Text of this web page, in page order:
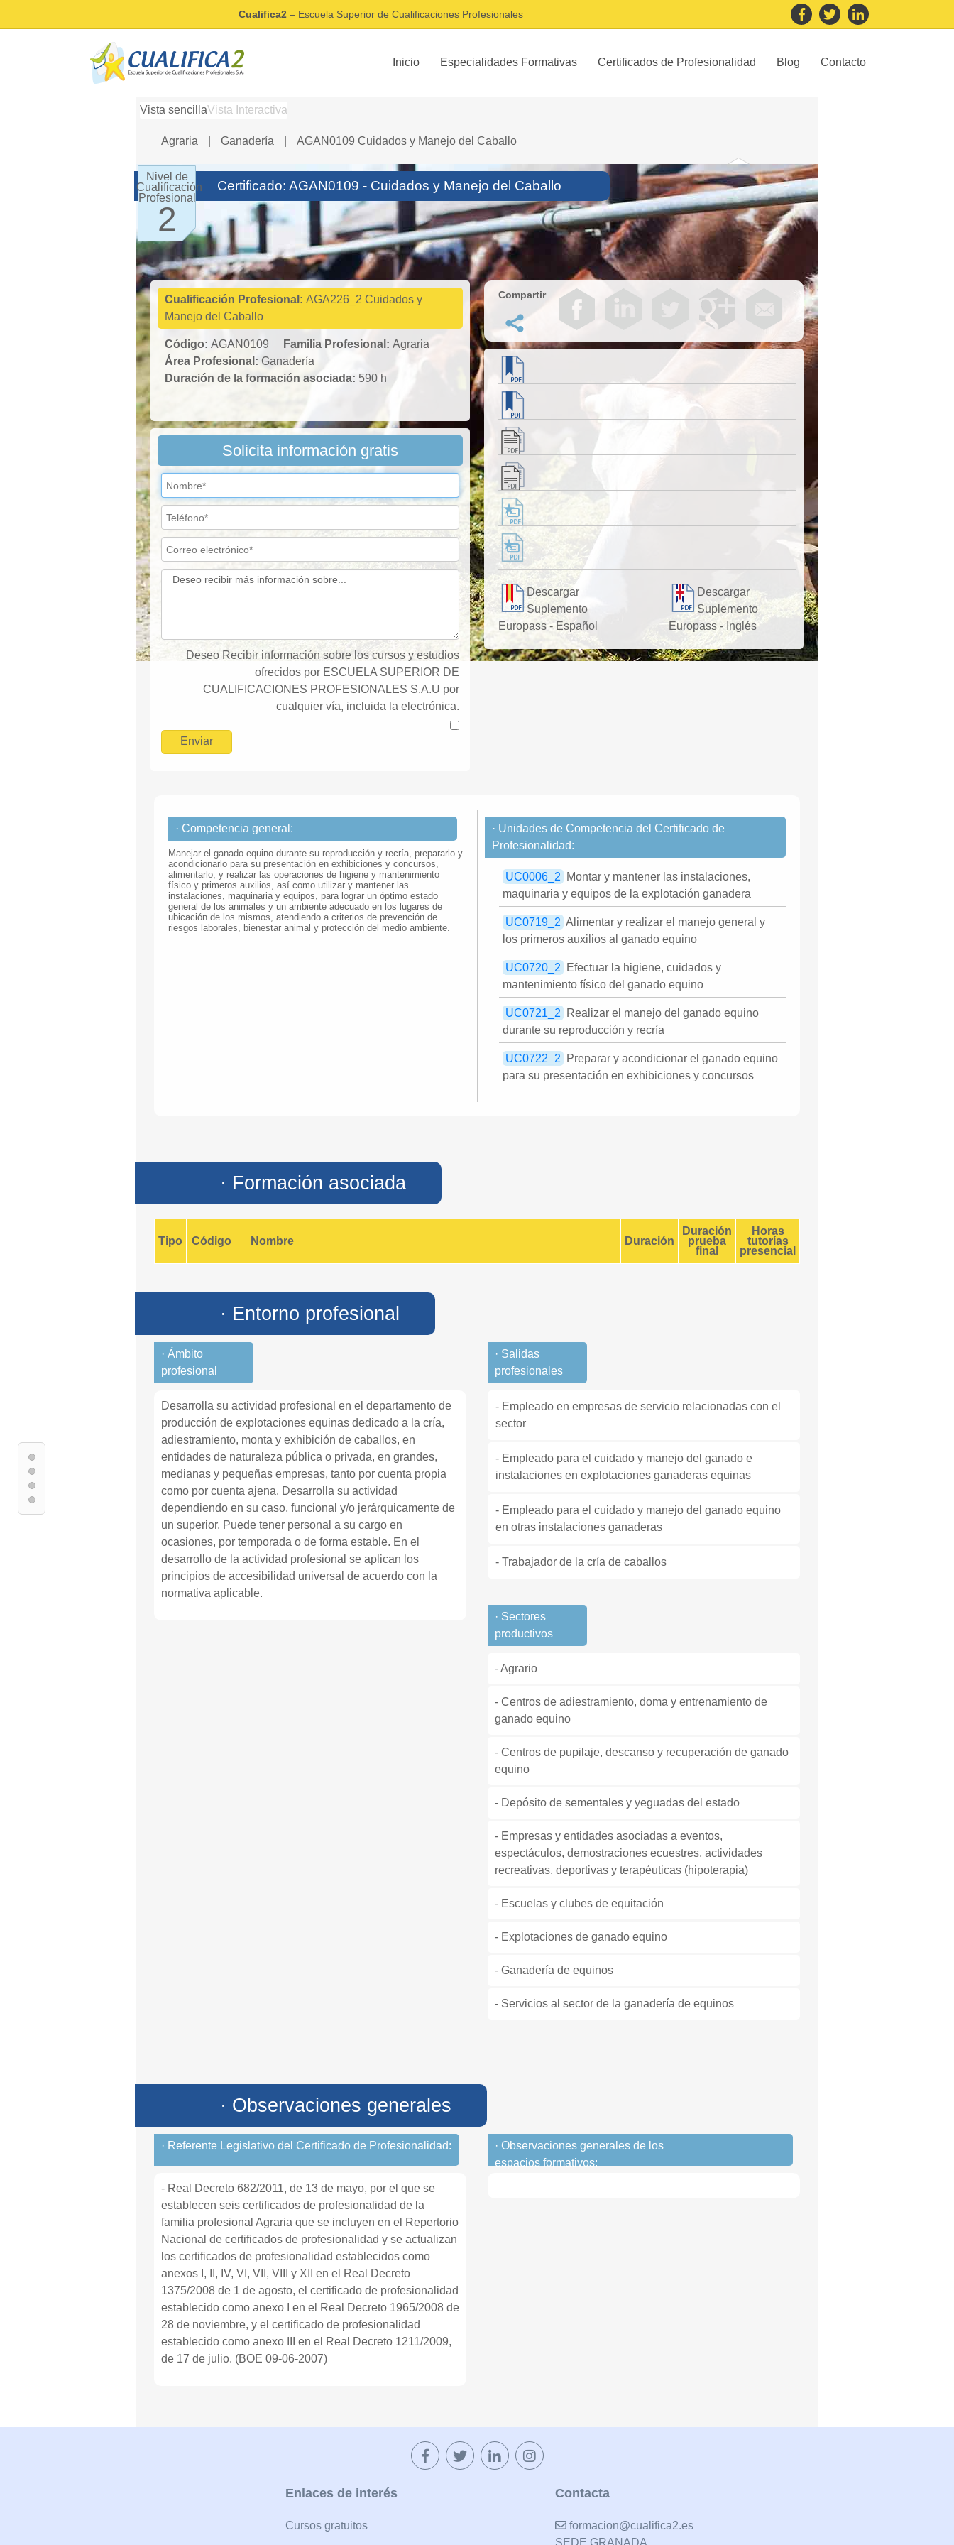
Cualifica2 – Escuela Superior de Cualificaciones Profesionales
Inicio Especialidades Formativas Certificados de Profesionalidad Blog Contacto
Vista sencillaVista Interactiva
Agraria Ganadería AGAN0109 Cuidados y Manejo del Caballo
Nivel de
Cualificación
Profesional
2
Certificado: AGAN0109 - Cuidados y Manejo del Caballo
Agraria
Cualificación Profesional: AGA226_2 Cuidados y
Manejo del Caballo
Código: AGAN0109 Familia Profesional: Agraria
Área Profesional: Ganadería
Duración de la formación asociada: 590 h
Solicita información gratis
Deseo Recibir información sobre los cursos y estudios
ofrecidos por ESCUELA SUPERIOR DE
CUALIFICACIONES PROFESIONALES S.A.U por
cualquier vía, incluida la electrónica.
Compartir
Descargar
Suplemento
Europass - Español
Descargar
Suplemento
Europass - Inglés
· Competencia general:
Manejar el ganado equino durante su reproducción y recría, prepararlo y
acondicionarlo para su presentación en exhibiciones y concursos,
alimentarlo, y realizar las operaciones de higiene y mantenimiento
físico y primeros auxilios, así como utilizar y mantener las
instalaciones, maquinaria y equipos, para lograr un óptimo estado
general de los animales y un ambiente adecuado en los lugares de
ubicación de los mismos, atendiendo a criterios de prevención de
riesgos laborales, bienestar animal y protección del medio ambiente.
· Unidades de Competencia del Certificado de
Profesionalidad:
UC0006_2
Montar y mantener las instalaciones,
maquinaria y equipos de la explotación ganadera
UC0719_2 Alimentar y realizar el manejo general y
los primeros auxilios al ganado equino
UC0720_2
Efectuar la higiene, cuidados y
mantenimiento físico del ganado equino
UC0721_2
Realizar el manejo del ganado equino
durante su reproducción y recría
UC0722_2
Preparar y acondicionar el ganado equino
para su presentación en exhibiciones y concursos
· Formación asociada
Tipo Código Nombre Duración
Duración
prueba
final
Horas
tutorías
presencial
· Entorno profesional
· Ámbito
profesional
Desarrolla su actividad profesional en el departamento de
producción de explotaciones equinas dedicado a la cría,
adiestramiento, monta y exhibición de caballos, en
entidades de naturaleza pública o privada, en grandes,
medianas y pequeñas empresas, tanto por cuenta propia
como por cuenta ajena. Desarrolla su actividad
dependiendo en su caso, funcional y/o jerárquicamente de
un superior. Puede tener personal a su cargo en
ocasiones, por temporada o de forma estable. En el
desarrollo de la actividad profesional se aplican los
principios de accesibilidad universal de acuerdo con la
normativa aplicable.
· Salidas
profesionales
- Empleado en empresas de servicio relacionadas con el
sector
- Empleado para el cuidado y manejo del ganado e
instalaciones en explotaciones ganaderas equinas
- Empleado para el cuidado y manejo del ganado equino
en otras instalaciones ganaderas
- Trabajador de la cría de caballos
· Sectores
productivos
- Agrario
- Centros de adiestramiento, doma y entrenamiento de
ganado equino
- Centros de pupilaje, descanso y recuperación de ganado
equino
- Depósito de sementales y yeguadas del estado
- Empresas y entidades asociadas a eventos,
espectáculos, demostraciones ecuestres, actividades
recreativas, deportivas y terapéuticas (hipoterapia)
- Escuelas y clubes de equitación
- Explotaciones de ganado equino
- Ganadería de equinos
- Servicios al sector de la ganadería de equinos
· Observaciones generales
· Referente Legislativo del Certificado de Profesionalidad:
- Real Decreto 682/2011, de 13 de mayo, por el que se
establecen seis certificados de profesionalidad de la
familia profesional Agraria que se incluyen en el Repertorio
Nacional de certificados de profesionalidad y se actualizan
los certificados de profesionalidad establecidos como
anexos I, II, IV, VI, VII, VIII y XII en el Real Decreto
1375/2008 de 1 de agosto, el certificado de profesionalidad
establecido como anexo I en el Real Decreto 1965/2008 de
28 de noviembre, y el certificado de profesionalidad
establecido como anexo III en el Real Decreto 1211/2009,
de 17 de julio. (BOE 09-06-2007)
· Observaciones generales de los
espacios formativos:
Enlaces de interés
Cursos gratuitos
Contacta
formacion@cualifica2.es
SEDE GRANADA